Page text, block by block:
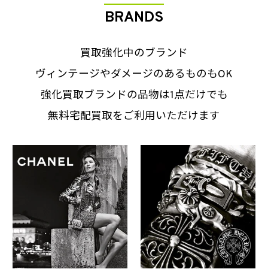
BRANDS
買取強化中のブランド
ヴィンテージやダメージのあるものもOK
強化買取ブランドの品物は1点だけでも
無料宅配買取をご利用いただけます